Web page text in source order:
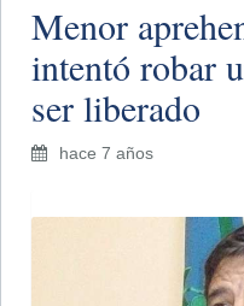
Menor
intentó robar
ser liberado
hace 7 años